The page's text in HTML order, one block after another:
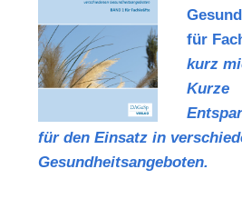
für
kurz
Kurze
für den Einsatz in
Gesundheitsangeboten.